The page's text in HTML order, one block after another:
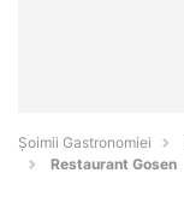
Șoimii Gastronomiei
Restaurant Gosen